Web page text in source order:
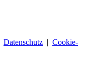
Datenschutz | Cookie-